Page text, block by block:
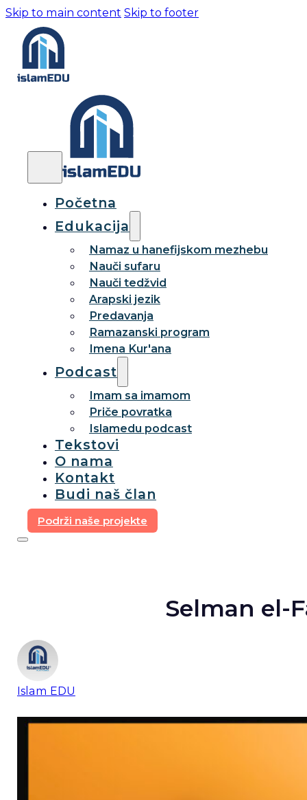
Skip to main content Skip to footer
Početna
Edukacija
Namaz u hanefijskom mezhebu
Nauči sufaru
Nauči tedžvid
Arapski jezik
Predavanja
Ramazanski program
Imena Kur'ana
Podcast
Imam sa imamom
Priče povratka
Islamedu podcast
Tekstovi
O nama
Kontakt
Budi naš član
Podrži naše projekte
Selman el-
Islam EDU